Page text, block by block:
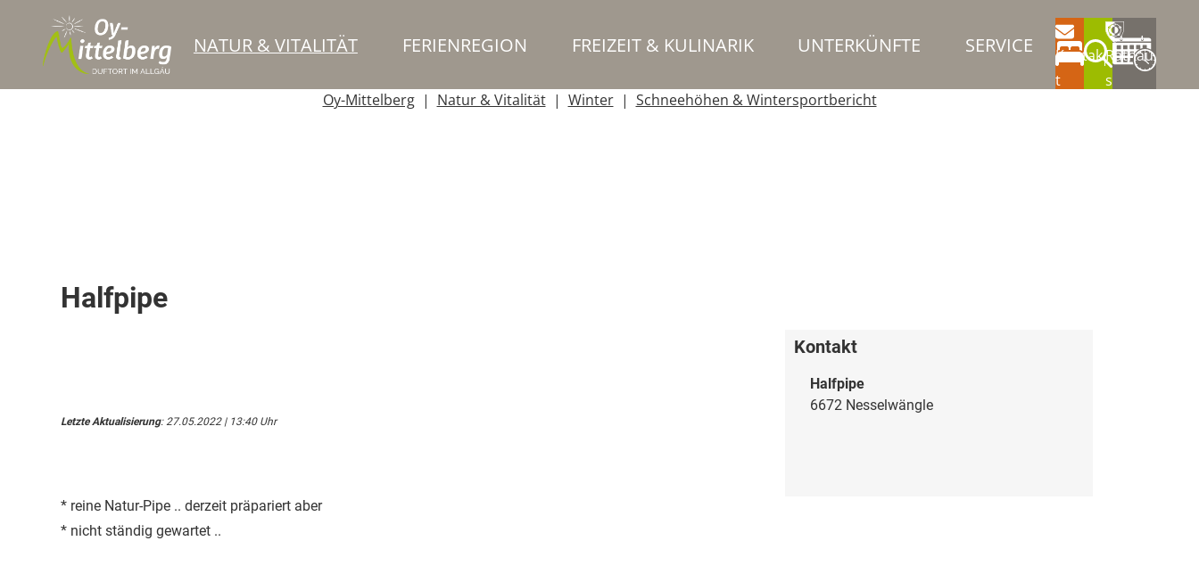
NATUR & VITALITÄT FERIENREGION FREIZEIT & KULINARIK UNTERKÜNFTE SERVICE
Kontak
t
Rathau
s
Oy-Mittelberg
Natur & Vitalität Winter Schneehöhen & Wintersportbericht
Halfpipe
Letzte Aktualisierung: 27.05.2022 | 13:40 Uhr
* reine Natur-Pipe .. derzeit präpariert aber
* nicht ständig gewartet ..
Kontakt
Halfpipe
6672 Nesselwängle